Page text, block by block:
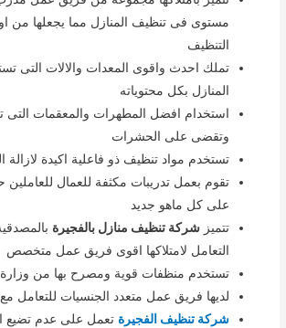
مستوى فى تنظيف المنازل مما يجعلها من
التنظيف
تملك احدث واقوى المعدات والالات التى
المنازل بكل محتوياته
استخدام افضل المطهرات والمعقمات التى
وتقضى على الحشرات
تستخدم مواد تنظيف ذو فاعلية اكيدة لازالة
تقوم بعمل تدريبات مكثفة للعمال للعاملين
على كل ماهو جديد
تتميزشركة تنظيف منازل بالفجيرة
التعامل لامتلاكها اقوى فريق عمل متخصص
تستخدم منظفات قوية ومصرح بها من
لديها فريق عمل متعدد الجنسيات للتعامل
شركة تنظيف الفجيرة تعمل على عدم تضيع